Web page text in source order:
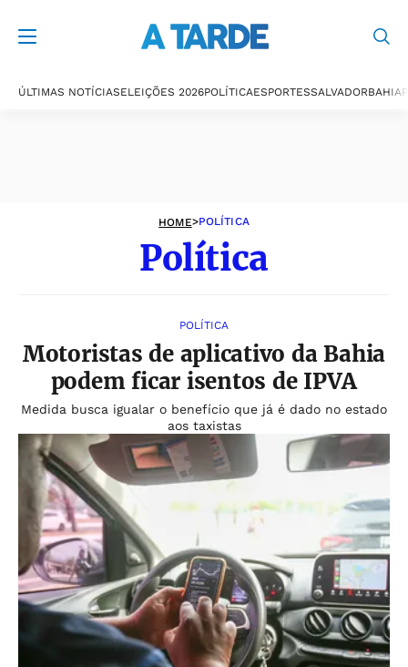
ÚLTIMAS NOTÍCIASELEIÇÕES 2026POLÍTICAESPORTESSALVADORBAHIA
HOME>POLÍTICA
Política
POLÍTICA
Motoristas de aplicativo da Bahia
podem ficar isentos de IPVA
Medida busca igualar o benefício que já é dado no estado
aos taxistas